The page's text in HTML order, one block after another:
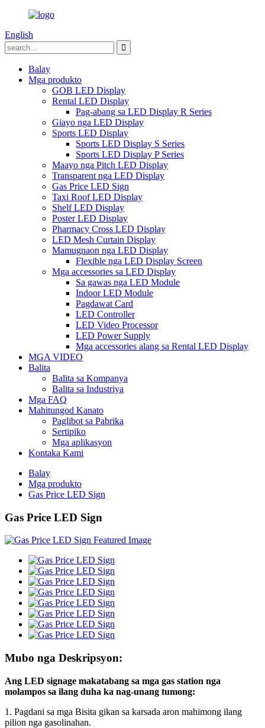
English
Balay
Mga produkto
GOB LED Display
Rental LED Display
Pag-abang sa LED Display R Series
Giayo nga LED Display
Sports LED Display
Sports LED Display S Series
Sports LED Display P Series
Maayo nga Pitch LED Display
Transparent nga LED Display
Gas Price LED Sign
Taxi Roof LED Display
Shelf LED Display
Poster LED Display
Pharmacy Cross LED Display
LED Mesh Curtain Display
Mamugnaon nga LED Display
Flexible nga LED Display Screen
Mga accessories sa LED Display
Sa gawas nga LED Module
Indoor LED Module
Pagdawat Card
LED Controller
LED Video Processor
LED Power Supply
Mga accessories alang sa Rental LED Display
MGA VIDEO
Balita
Balita sa Kompanya
Balita sa Industriya
Mga FAQ
Mahitungod Kanato
Paglibot sa Pabrika
Sertipiko
Mga aplikasyon
Kontaka Kami
Balay
Mga produkto
Gas Price LED Sign
Gas Price LED Sign
Mubo nga Deskripsyon:
Ang LED signage makatabang sa mga gas station nga
molampos sa ilang duha ka nag-unang tumong:
1. Pagdani sa mga Bisita gikan sa karsada aron mahimong ilang
pilion nga gasolinahan.